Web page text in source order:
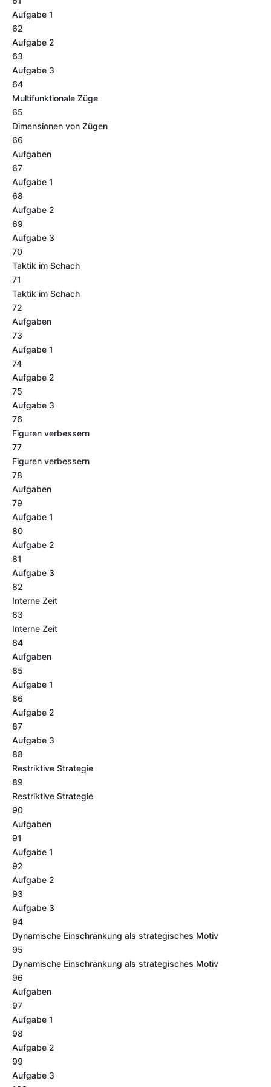
Aufgabe 1
62
Aufgabe 2
63
Aufgabe 3
64
Multifunktionale Züge
65
Dimensionen von Zügen
66
Aufgaben
67
Aufgabe 1
68
Aufgabe 2
69
Aufgabe 3
70
Taktik im Schach
71
Taktik im Schach
72
Aufgaben
73
Aufgabe 1
74
Aufgabe 2
75
Aufgabe 3
76
Figuren verbessern
77
Figuren verbessern
78
Aufgaben
79
Aufgabe 1
80
Aufgabe 2
81
Aufgabe 3
82
Interne Zeit
83
Interne Zeit
84
Aufgaben
85
Aufgabe 1
86
Aufgabe 2
87
Aufgabe 3
88
Restriktive Strategie
89
Restriktive Strategie
90
Aufgaben
91
Aufgabe 1
92
Aufgabe 2
93
Aufgabe 3
94
Dynamische Einschränkung als strategisches Motiv
95
Dynamische Einschränkung als strategisches Motiv
96
Aufgaben
97
Aufgabe 1
98
Aufgabe 2
99
Aufgabe 3